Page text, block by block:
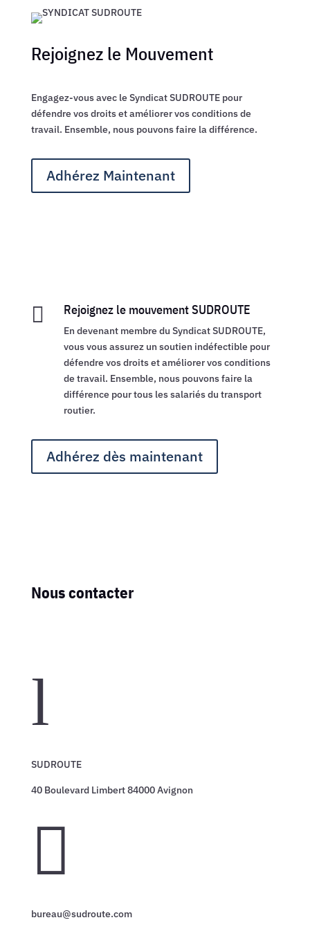
Rejoignez le Mouvement
Engagez-vous avec le Syndicat SUDROUTE pour
défendre vos droits et améliorer vos conditions de
travail. Ensemble, nous pouvons faire la différence.
Adhérez Maintenant
 Rejoignez le mouvement SUDROUTE
En devenant membre du Syndicat SUDROUTE,
vous vous assurez un soutien indéfectible pour
défendre vos droits et améliorer vos conditions
de travail. Ensemble, nous pouvons faire la
différence pour tous les salariés du transport
routier.
Adhérez dès maintenant
Nous contacter
l
SUDROUTE
40 Boulevard Limbert 84000 Avignon

bureau@sudroute.com